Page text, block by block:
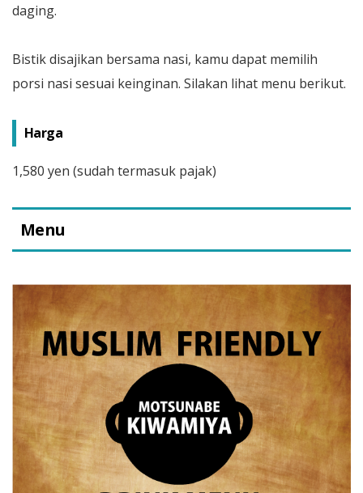
daging.
Bistik disajikan bersama nasi, kamu dapat memilih
porsi nasi sesuai keinginan. Silakan lihat menu berikut.
Harga
1,580 yen (sudah termasuk pajak)
Menu